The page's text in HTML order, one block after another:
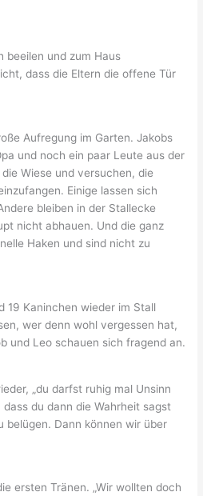
beeilen und zum Haus
dass die Eltern die offene Tür
Aufregung im Garten. Jakobs
und noch ein paar Leute aus der
Wiese und versuchen, die
Einige lassen sich
bleiben in der Stallecke
nicht abhauen. Und die ganz
Haken und sind nicht zu
19 Kaninchen wieder im Stall
wer denn wohl vergessen hat,
und Leo schauen sich fragend an.
„du darfst ruhig mal Unsinn
du dann die Wahrheit sagst
belügen. Dann können wir über
ersten Tränen. „Wir wollten doch